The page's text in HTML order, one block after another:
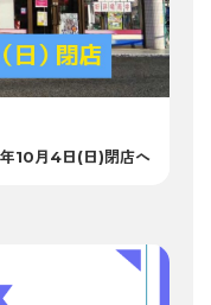
10月4日(日)閉店へ